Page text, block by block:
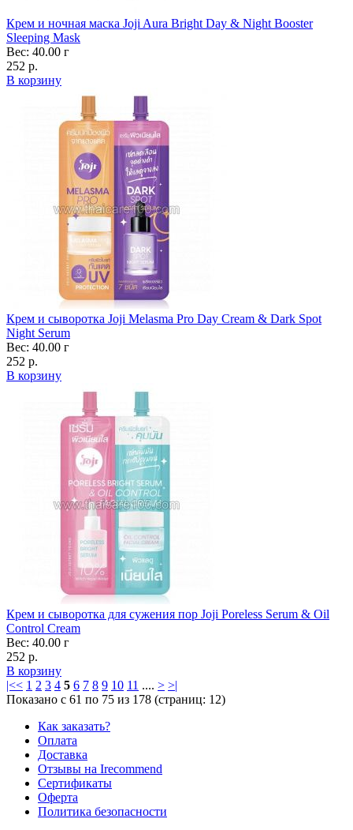
Крем и ночная маска Joji Aura Bright Day & Night Booster
Sleeping Mask
Вес: 40.00 г
252 р.
В корзину
Крем и сыворотка Joji Melasma Pro Day Cream & Dark Spot
Night Serum
Вес: 40.00 г
252 р.
В корзину
Крем и сыворотка для сужения пор Joji Poreless Serum & Oil
Control Cream
Вес: 40.00 г
252 р.
В корзину
|<< 1 2 3 4 5 6 7 8 9 10 11 .... > >|
Показано с 61 по 75 из 178 (страниц: 12)
Как заказать?
Оплата
Доставка
Отзывы на Irecommend
Сертификаты
Оферта
Политика безопасности